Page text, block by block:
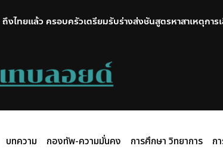
ถึงไทยแล้ว ครอบครัวเตรียมรับร่างส่งชันสูตรหาสาเหตุการ
บทความ กองทัพ-ความมั่นคง การศึกษา วิทยาการ ก